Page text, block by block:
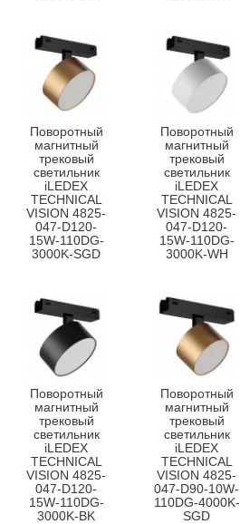
Поворотный
магнитный
трековый
светильник
iLEDEX
TECHNICAL
VISION 4825-
047-D120-
15W-110DG-
3000K-SGD
Поворотный
магнитный
трековый
светильник
iLEDEX
TECHNICAL
VISION 4825-
047-D120-
15W-110DG-
3000K-WH
Поворотный
магнитный
трековый
светильник
iLEDEX
TECHNICAL
VISION 4825-
047-D120-
15W-110DG-
3000K-BK
Поворотный
магнитный
трековый
светильник
iLEDEX
TECHNICAL
VISION 4825-
047-D90-10W-
110DG-4000K-
SGD